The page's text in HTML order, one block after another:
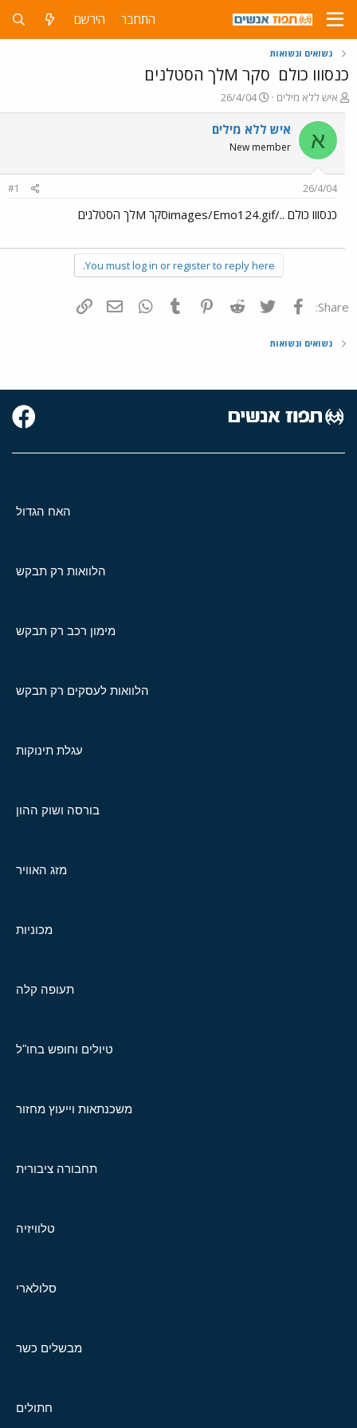
התחבר הירשם
נשואים ונשואות
כנסווו כולם סקר Mלך הסטלנים
פ
ו
ת
ח
ה
ש
א
איש ללא מילים
פ
ו
ר
ם
ר
26/4/04
א איש ללא מילים
New member
26/4/04
#1
כנסווו כולם ../images/Emo124.gifסקר Mלך הסטלנים
You must log in or register to reply here.
Share: פייסבוק Twitter
Reddit
Pinterest
Tumblr
WhatsAppדואר אלקטרוני
נשואים ונשואות
האח הגדול
הלוואות רק תבקש
מימון רכב רק תבקש
הלוואות לעסקים רק תבקש
עגלת תינוקות
בורסה ושוק ההון
מזג האוויר
מכוניות
תעופה קלה
טיולים וחופש בחו"ל
משכנתאות וייעוץ מחזור
תחבורה ציבורית
טלוויזיה
סלולארי
מבשלים כשר
חתולים